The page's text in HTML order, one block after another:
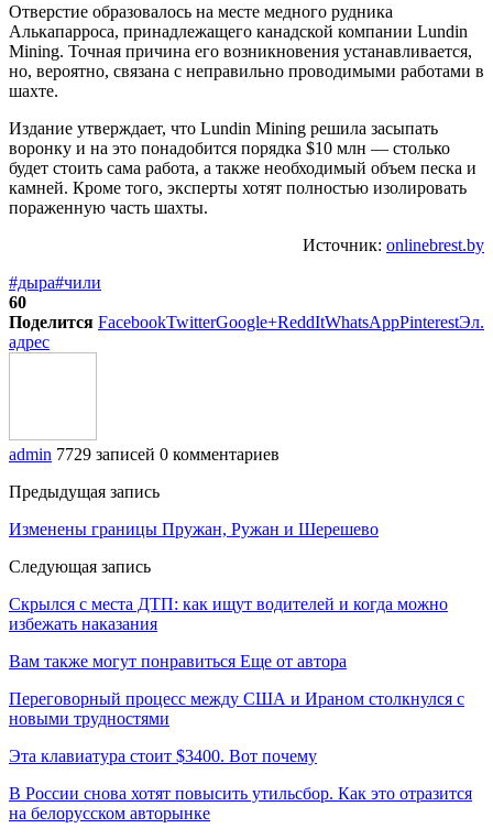
Отверстие образовалось на месте медного рудника
Алькапарроса, принадлежащего канадской компании Lundin
Mining. Точная причина его возникновения устанавливается,
но, вероятно, связана с неправильно проводимыми работами в
шахте.
Издание утверждает, что Lundin Mining решила засыпать
воронку и на это понадобится порядка $10 млн — столько
будет стоить сама работа, а также необходимый объем песка и
камней. Кроме того, эксперты хотят полностью изолировать
пораженную часть шахты.
Источник: onlinebrest.by
#дыра#чили
60
Поделится FacebookTwitterGoogle+ReddItWhatsAppPinterestЭл.
адрес
admin 7729 записей 0 комментариев
Предыдущая запись
Изменены границы Пружан, Ружан и Шерешево
Следующая запись
Скрылся с места ДТП: как ищут водителей и когда можно
избежать наказания
Вам также могут понравиться Еще от автора
Переговорный процесс между США и Ираном столкнулся с
новыми трудностями
Эта клавиатура стоит $3400. Вот почему
В России снова хотят повысить утильсбор. Как это отразится
на белорусском авторынке